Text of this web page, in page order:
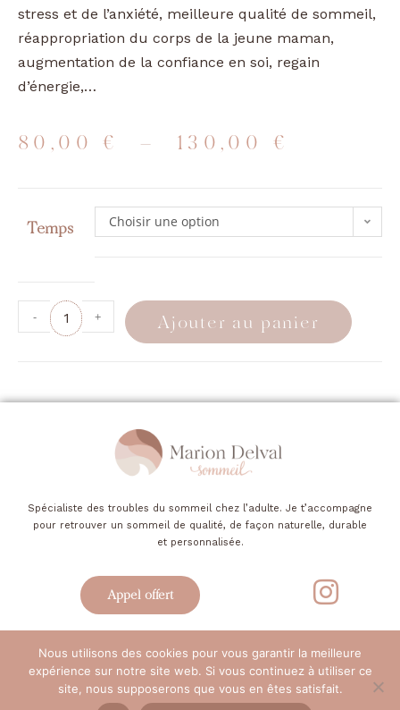
stress et de l’anxiété, meilleure qualité de sommeil,
réappropriation du corps de la jeune maman,
augmentation de la confiance en soi, regain
d’énergie,…
80,00 € – 130,00 €
Temps Choisir une option
- + Ajouter au panier
Spécialiste des troubles du sommeil chez l’adulte. Je t’accompagne
pour retrouver un sommeil de qualité, de façon naturelle, durable
et personnalisée.
Appel offert
Mentions légales Politique de confidentialité
CGV-CGU
Médiation de la Consommation
Nous utilisons des cookies pour vous garantir la meilleure
expérience sur notre site web. Si vous continuez à utiliser ce
site, nous supposerons que vous en êtes satisfait.